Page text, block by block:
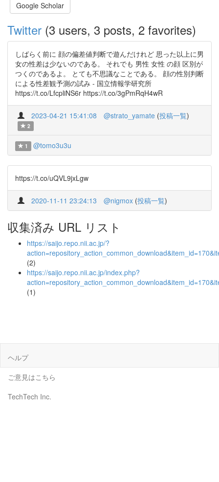
Google Scholar
Twitter (3 users, 3 posts, 2 favorites)
しばらく前に 顔の偏差値判断で遊んだけれど 思った以上に男
女の性差は少ないのである。 それでも 男性 女性 の顔 区別が
つくのであるよ。 とても不思議なことである。 顔の性別判断
による性差観予測の試み - 国立情報学研究所
https://t.co/LfcpliNS6r https://t.co/3gPmRqH4wR
2023-04-21 15:41:08 @strato_yamate (投稿一覧)
2
1 @tomo3u3u
https://t.co/uQVL9jxLgw
2020-11-11 23:24:13 @nigmox (投稿一覧)
収集済み URL リスト
https://saijo.repo.nii.ac.jp/?
(2)
https://saijo.repo.nii.ac.jp/index.php?
(1)
ヘルプ
ご意見はこちら
TechTech Inc.